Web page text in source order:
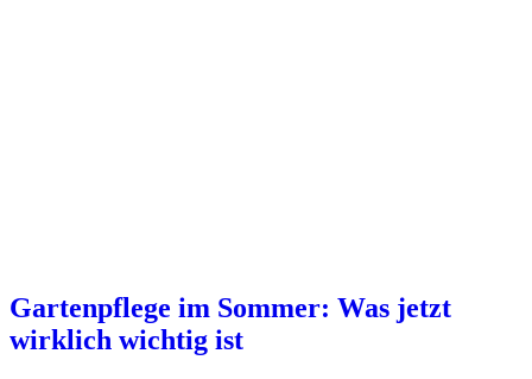
Gartenpflege im Sommer: Was jetzt
wirklich wichtig ist